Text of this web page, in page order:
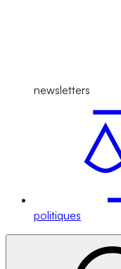
newsletters
politiques